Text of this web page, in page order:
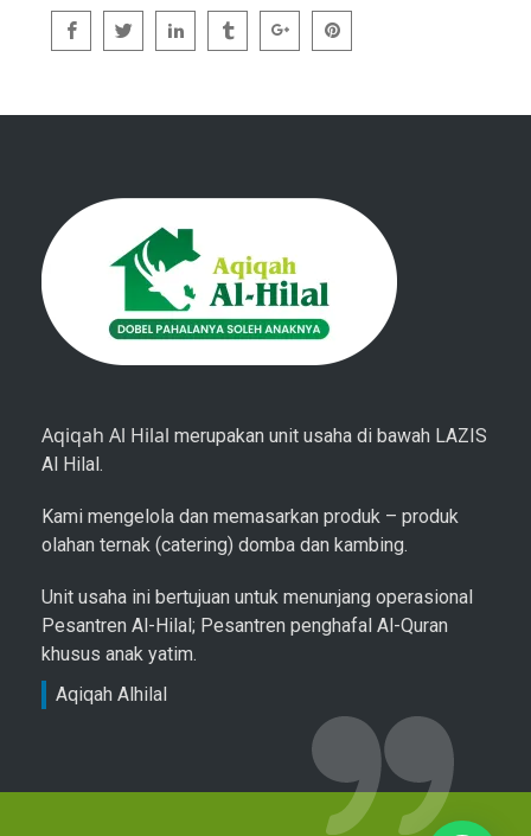
Aqiqah Al Hilal merupakan unit usaha di bawah LAZIS
Al Hilal.
Kami mengelola dan memasarkan produk – produk
olahan ternak (catering) domba dan kambing.
Unit usaha ini bertujuan untuk menunjang operasional
Pesantren Al-Hilal; Pesantren penghafal Al-Quran
khusus anak yatim.
Aqiqah Alhilal